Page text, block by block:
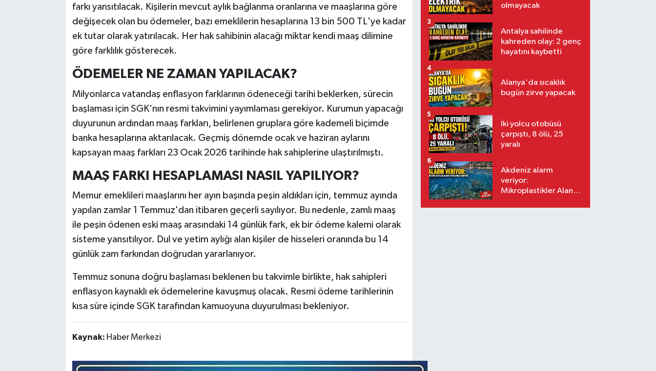
farkı yansıtılacak. Kişilerin mevcut aylık bağlanma oranlarına ve maaşlarına göre
değişecek olan bu ödemeler, bazı emeklilerin hesaplarına 13 bin 500 TL'ye kadar
ek tutar olarak yatırılacak. Her hak sahibinin alacağı miktar kendi maaş dilimine
göre farklılık gösterecek.
ÖDEMELER NE ZAMAN YAPILACAK?
Milyonlarca vatandaş enflasyon farklarının ödeneceği tarihi beklerken, sürecin
başlaması için SGK'nın resmi takvimini yayımlaması gerekiyor. Kurumun yapacağı
duyurunun ardından maaş farkları, belirlenen gruplara göre kademeli biçimde
banka hesaplarına aktarılacak. Geçmiş dönemde ocak ve haziran aylarını
kapsayan maaş farkları 23 Ocak 2026 tarihinde hak sahiplerine ulaştırılmıştı.
MAAŞ FARKI HESAPLAMASI NASIL YAPILIYOR?
Memur emeklileri maaşlarını her ayın başında peşin aldıkları için, temmuz ayında
yapılan zamlar 1 Temmuz'dan itibaren geçerli sayılıyor. Bu nedenle, zamlı maaş
ile peşin ödenen eski maaş arasındaki 14 günlük fark, ek bir ödeme kalemi olarak
sisteme yansıtılıyor. Dul ve yetim aylığı alan kişiler de hisseleri oranında bu 14
günlük zam farkından doğrudan yararlanıyor.
Temmuz sonuna doğru başlaması beklenen bu takvimle birlikte, hak sahipleri
enflasyon kaynaklı ek ödemelerine kavuşmuş olacak. Resmi ödeme tarihlerinin
kısa süre içinde SGK tarafından kamuoyuna duyurulması bekleniyor.
Kaynak: Haber Merkezi
olmayacak
Antalya sahilinde
kahreden olay: 2 genç
hayatını kaybetti
3
Alanya'da sıcaklık
bugün zirve yapacak
4
İki yolcu otobüsü
çarpıştı, 8 ölü, 25
yaralı
5
Akdeniz alarm
veriyor:
Mikroplastikler Alanya
6